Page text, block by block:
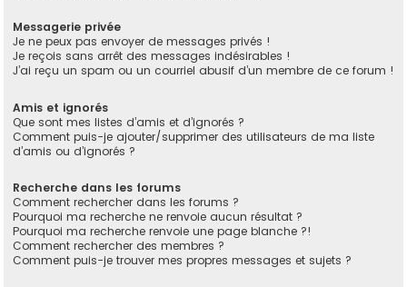
Messagerie privée
Je ne peux pas envoyer de messages privés !
Je reçois sans arrêt des messages indésirables !
J’ai reçu un spam ou un courriel abusif d’un membre de ce forum !
Amis et ignorés
Que sont mes listes d’amis et d’ignorés ?
Comment puis-je ajouter/supprimer des utilisateurs de ma liste
d’amis ou d’ignorés ?
Recherche dans les forums
Comment rechercher dans les forums ?
Pourquoi ma recherche ne renvoie aucun résultat ?
Pourquoi ma recherche renvoie une page blanche ?!
Comment rechercher des membres ?
Comment puis-je trouver mes propres messages et sujets ?